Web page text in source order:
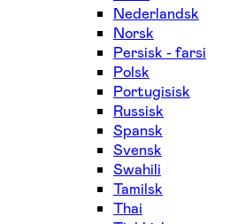
Nederlandsk
Norsk
Persisk - farsi
Polsk
Portugisisk
Russisk
Spansk
Svensk
Swahili
Tamilsk
Thai